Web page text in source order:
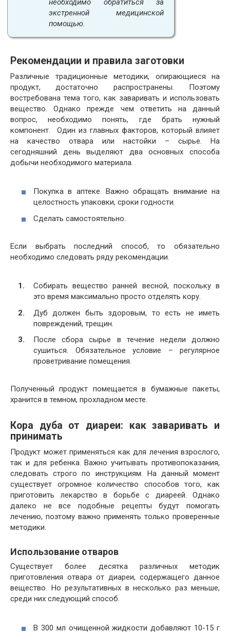
необходимо обратиться за
экстренной медицинской
помощью.
Рекомендации и правила заготовки
Различные традиционные методики, опирающиеся на
продукт, достаточно распространены. Поэтому
востребована тема того, как заваривать и использовать
вещество. Однако прежде чем ответить на данный
вопрос, необходимо понять, где брать нужный
компонент. Один из главных факторов, который влияет
на качество отвара или настойки – сырье. На
сегодняшний день выделяют два основных способа
добычи необходимого материала.
Покупка в аптеке. Важно обращать внимание на
целостность упаковки, сроки годности.
Сделать самостоятельно.
Если выбрать последний способ, то обязательно
необходимо следовать ряду рекомендации.
Собирать вещество ранней весной, поскольку в
это время максимально просто отделять кору.
Дуб должен быть здоровым, то есть не иметь
повреждений, трещин.
После сбора сырье в течение недели должно
сушиться. Обязательное условие – регулярное
проветривание помещения.
Полученный продукт помещается в бумажные пакеты,
хранится в темном, прохладном месте.
Кора дуба от диареи: как заваривать и
принимать
Продукт может применяться как для лечения взрослого,
так и для ребенка. Важно учитывать противопоказания,
следовать строго по инструкциям. На данный момент
существует огромное количество способов того, как
приготовить лекарство в борьбе с диареей. Однако
далеко не все подобные рецепты будут помогать
лечению, поэтому важно применять только проверенные
методики.
Использование отваров
Существует более десятка различных методик
приготовления отвара от диареи, содержащего данное
вещество. Но результативных в несколько раз меньше,
среди них следующий способ.
В 300 мл очищенной жидкости добавляют 10-15 г